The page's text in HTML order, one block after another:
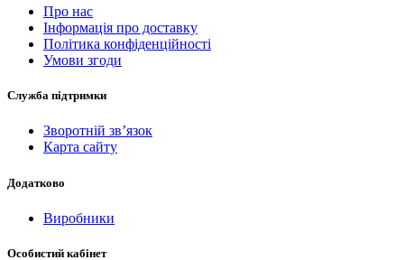
Про нас
Інформація про доставку
Політика конфіденційності
Умови згоди
Служба підтримки
Зворотній зв’язок
Карта сайту
Додатково
Виробники
Особистий кабінет